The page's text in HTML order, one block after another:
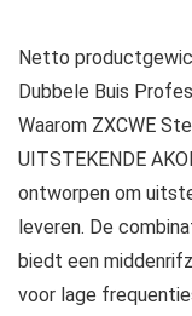
Netto
Dubbele Buis
Waarom ZXCWE
UITSTEKENDE
ontworpen om
leveren. De
biedt een
voor lage